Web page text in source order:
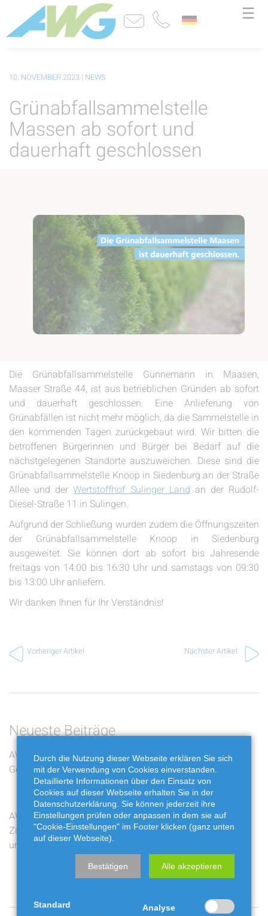
☰
10. NOVEMBER 2023 | NEWS
Grünabfallsammelstelle
Massen ab sofort und
dauerhaft geschlossen
Die Grünabfallsammelstelle Günnemann in Maasen,
Maaser Straße 44, ist aus betrieblichen Gründen ab sofort
und dauerhaft geschlossen. Eine Anlieferung von
Grünabfällen ist nicht mehr möglich, da die Sammelstelle in
den kommenden Tagen zurückgebaut wird. Wir bitten die
betroffenen Bürgerinnen und Bürger bei Bedarf auf die
nächstgelegenen Standorte auszuweichen. Diese sind die
Grünabfallsammelstelle Knoop in Siedenburg an der Straße
Allee und derWertstoffhof Sulinger Landan der Rudolf-
Diesel-Straße 11 in Sulingen.
Aufgrund der Schließung wurden zudem die Öffnungszeiten
der Grünabfallsammelstelle Knoop in Siedenburg
ausgeweitet. Sie können dort ab sofort bis Jahresende
freitags von 14:00 bis 16:30 Uhr und samstags von 09:30
bis 13:00 Uhr anliefern.
Wir danken Ihnen für Ihr Verständnis!
Vorheriger Artikel Nächster Artikel
Neueste Beiträge
AWG bewegt: Die zwölf
Gewinner stehen fest
Jakobskreuzkraut und
Buchbaumzünsler richtig
entsorgen
AWG bewegt: Live-
Ziehung am Freitag auf
unserem Youtube-Kanal
Ferienaktion mit der
Fossiliengrube
Durch die Nutzung dieser Webseite erklären Sie sich
mit der Verwendung von Cookies einverstanden.
Detaillierte Informationen über den Einsatz von
Cookies auf dieser Webseite erhalten Sie in der
Datenschutzerklärung. Sie können jederzeit ihre
Einstellungen prüfen oder anpassen in dem sie auf
"Cookie-Einstellungen" im Footer klicken (ganz unten
auf dieser Webseite).
Bestätigen Alle akzeptieren
Standard Analyse